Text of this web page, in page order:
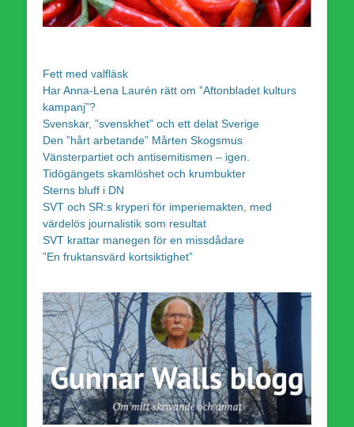
Fett med valfläsk
Har Anna-Lena Laurén rätt om ”Aftonbladet kulturs
kampanj”?
Svenskar, ”svenskhet” och ett delat Sverige
Den ”hårt arbetande” Mårten Skogsmus
Vänsterpartiet och antisemitismen – igen.
Tidögängets skamlöshet och krumbukter
Sterns bluff i DN
SVT och SR:s kryperi för imperiemakten, med
värdelös journalistik som resultat
SVT krattar manegen för en missdådare
”En fruktansvärd kortsiktighet”